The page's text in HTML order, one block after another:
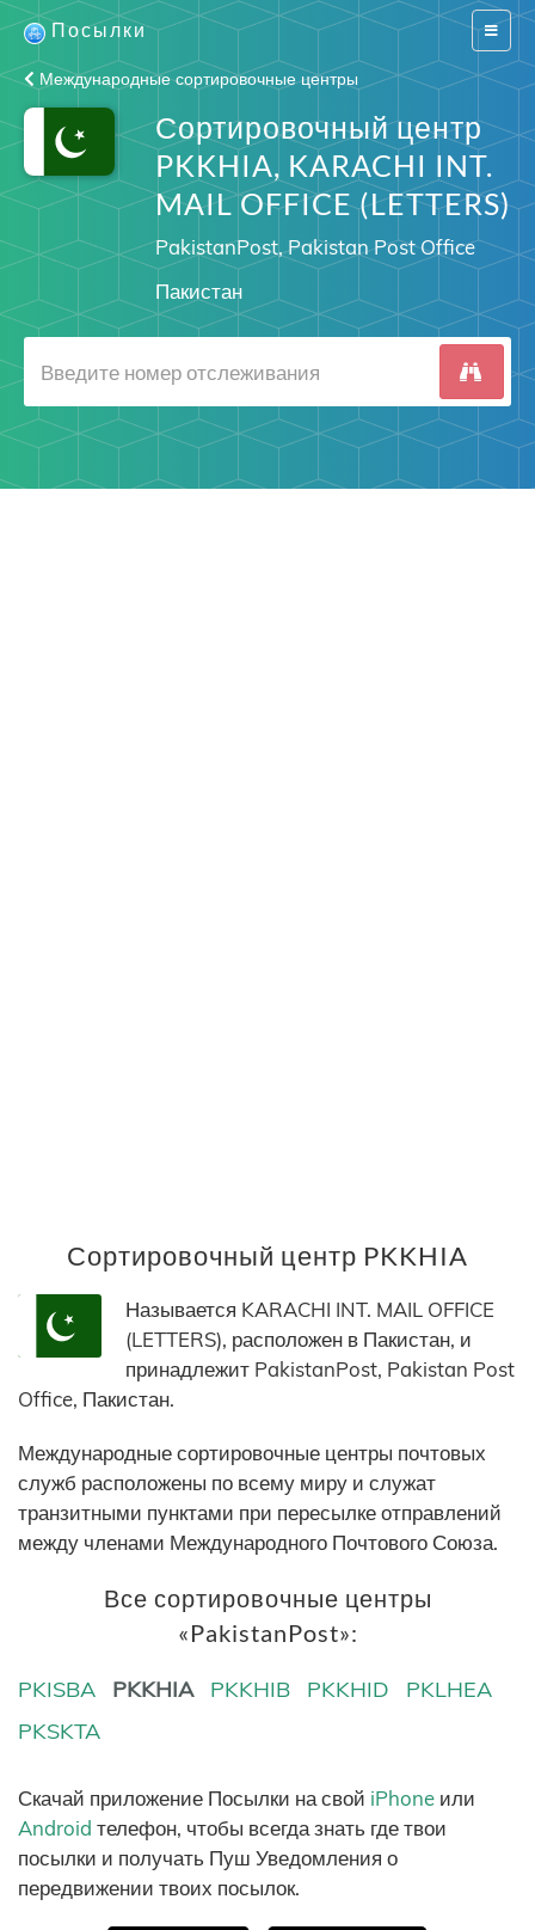
Switch
Посылки
Международные сортировочные центры
Сортировочный центр
PKKHIA, KARACHI INT.
MAIL OFFICE (LETTERS)
PakistanPost, Pakistan Post Office
Пакистан
Сортировочный центр PKKHIA
Называется KARACHI INT. MAIL OFFICE
(LETTERS), расположен в Пакистан, и
принадлежит PakistanPost, Pakistan Post
Office, Пакистан.
Международные сортировочные центры почтовых
служб расположены по всему миру и служат
транзитными пунктами при пересылке отправлений
между членами Международного Почтового Союза.
Все сортировочные центры
«PakistanPost»:
PKISBA PKKHIA PKKHIB PKKHID
PKLHEA
PKSKTA
Скачай приложение Посылки на свой iPhone или
Android телефон, чтобы всегда знать где твои
посылки и получать Пуш Уведомления о
передвижении твоих посылок.